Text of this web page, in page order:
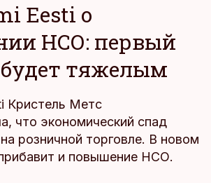
Eesti о
НСО: первый
тяжелым
Кристель Метс
что экономический спад
розничной торговле. В новом
и повышение НСО.